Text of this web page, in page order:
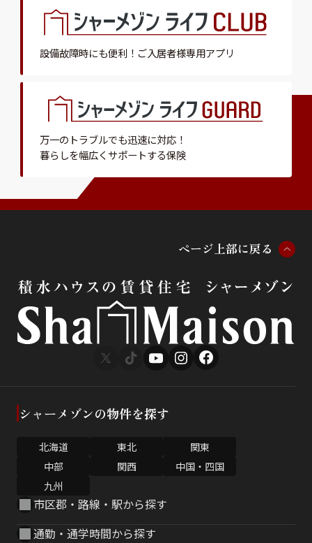
設備故障時にも便利！ ご入居者様専用アプリ
万一のトラブルでも迅速に対応！
暮らしを幅広くサポートする保険
ページ 上部に戻る
シャーメゾンの物件を探す
北海道 東北
関東
中部
関西
中国・四国
九州
市区郡・路線・駅から探す
通勤・通学時間から探す